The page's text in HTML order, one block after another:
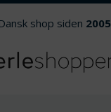
Dansk shop siden 2005